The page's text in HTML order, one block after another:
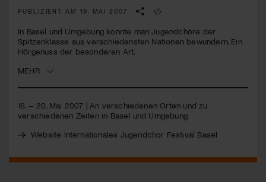
22
seconds
PUBLIZIERT AM 19. MAI 2007
In Basel und Umgebung konnte man Jugendchöre der
Spitzenklasse aus verschiedensten Nationen bewundern. Ein
Hörgenuss der besonderen Art.
MEHR
16. – 20. Mai 2007 | An verschiedenen Orten und zu
verschiedenen Zeiten in Basel und Umgebung
Website Internationales Jugendchor Festival Basel
Engagiere dich als Kulturliebhaber:in, Kulturschaffende(r) oder
Mit deiner Mitgliedschaft erhältst du kostenlosen Zugang zu
diversen Kulturevents.